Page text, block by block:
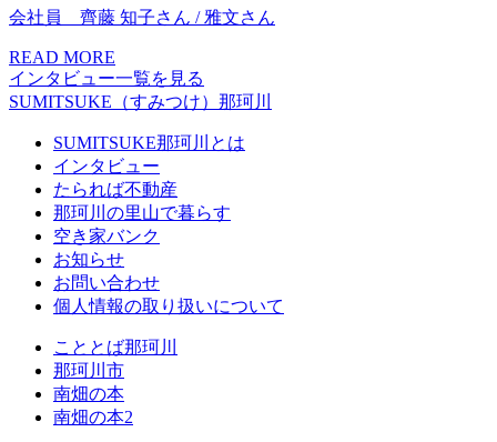
会社員 齊藤 知子さん / 雅文さん
READ MORE
インタビュー一覧を見る
SUMITSUKE（すみつけ）那珂川
SUMITSUKE那珂川とは
インタビュー
たられば不動産
那珂川の里山で暮らす
空き家バンク
お知らせ
お問い合わせ
個人情報の取り扱いについて
こととば那珂川
那珂川市
南畑の本
南畑の本2